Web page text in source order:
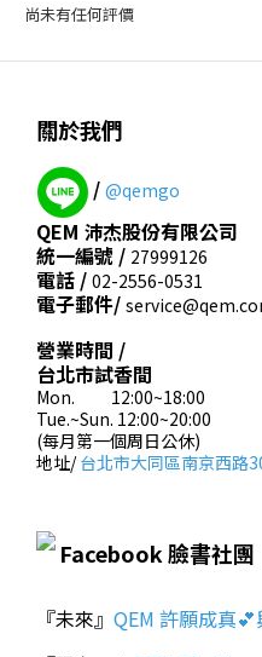
尚未有任何評價
關於我們
/ @qemgo
QEM 沛杰股份有限公司
統一編號 / 27999126
電話 / 02-2556-0531
電子郵件/
營業時間 /
台北市試香間
Mon. 12:00~18:00
Tue.~Sun. 12:00~20:00
(每月第一個周日公休)
地址/台北市大同區南京西路
Facebook 臉書社團
『未來』 QEM 許願成真